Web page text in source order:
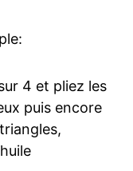
4 et pliez les
puis encore